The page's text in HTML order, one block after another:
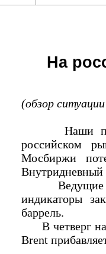
На
(обзор
Наши
российском
Мосбиржи
Ведущие
индикаторы
баррель.
В четверг на
Brent